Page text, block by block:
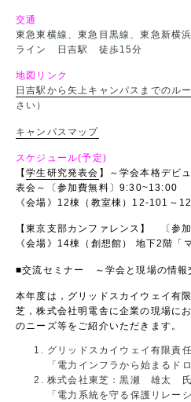
交通
東急東横線、東急目黒線、東急新横
ライン 日吉駅 徒歩15分
地図リンク
日吉駅から矢上キャンパスまでのル
さい）
キャンパスマップ
スケジュール(予定)
【学生研究発表会 】～学会本格デビ
表会～〔参加費無料〕9:30~13:00
《会場》12棟（教室棟）12-101～
【東京支部カンファレンス】 〔参
《会場》14棟（創想館） 地下2階「
■交流セミナー ～学会と現場の情
本年度は，グリッドスカイウェイ有
芝，株式会社明電舎に企業の現場に
のニーズ等をご紹介いただきます。
グリッドスカイウェイ有限責
「電力インフラから始まるド
株式会社東芝：黒瀬 雄太 氏
「電力系統を守る保護リレー